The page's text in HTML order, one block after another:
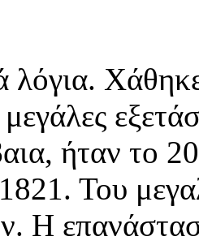
λόγια.
ήταν το
Του
Η